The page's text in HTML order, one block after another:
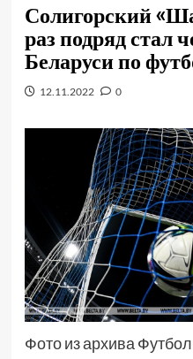
Солигорский
раз подряд стал
Беларуси по
12.11.2022 0
Фото из архива